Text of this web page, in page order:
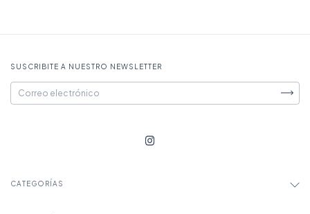
SUSCRIBITE A NUESTRO NEWSLETTER
CATEGORÍAS